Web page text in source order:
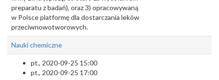
preparatu z badań), oraz 3) opracowywaną
w Polsce platformę dla dostarczania leków
przeciwnowotworowych.
Nauki chemiczne
pt., 2020-09-25 15:00
pt., 2020-09-25 17:00